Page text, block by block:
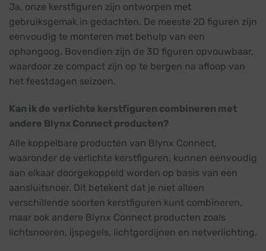
Ja, onze kerstfiguren zijn ontworpen met
gebruiksgemak in gedachten. De meeste 2D figuren zijn
eenvoudig te monteren met behulp van een
ophangoog. Bovendien zijn de 3D figuren opvouwbaar,
waardoor ze compact zijn op te bergen na afloop van
het feestdagen seizoen.
Kan ik de verlichte kerstfiguren combineren met
andere Blynx Connect producten?
Alle koppelbare producten van Blynx Connect,
waaronder de verlichte kerstfiguren, kunnen eenvoudig
aan elkaar doorgekoppeld worden op basis van een
aansluitsnoer. Dit betekent dat je niet alleen
verschillende soorten kerstfiguren kunt combineren,
maar ook andere Blynx Connect producten zoals
lichtsnoeren, ijspegels, lichtgordijnen en netverlichting.